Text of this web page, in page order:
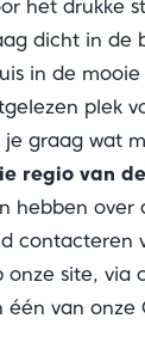
het drukke
dicht in de
in de mooie
plek
je graag wat
regio van
hebben over
contacteren
site, via
van onze